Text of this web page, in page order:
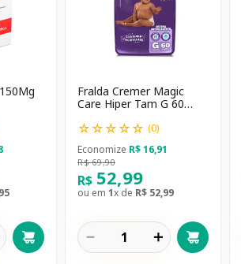
95
Fralda Cremer Magic
Care Hiper Tam G 60
☆☆☆☆☆ (0)
Economize R$16,91
R$ 69,90
R$ 52,99
ou em 1x de R$ 52,99
＋
－